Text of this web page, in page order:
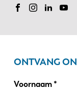
ONTVANG
Voornaam